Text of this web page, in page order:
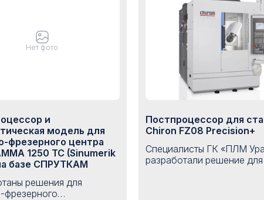
Нет фото
и
модель для
фрезерного центра
1250 TC (Sinumerik
базе СПРУТКАМ
решения для
фрезерного
Постпроцессор для
Chiron FZ08 Precision+
Специалисты ГК «ПЛМ
разработали решение для